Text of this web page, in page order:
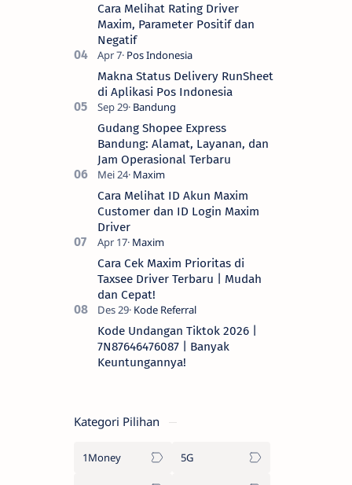
Cara Melihat Rating Driver
Maxim, Parameter Positif dan
Negatif
Makna Status Delivery RunSheet
di Aplikasi Pos Indonesia
Gudang Shopee Express
Bandung: Alamat, Layanan, dan
Jam Operasional Terbaru
Cara Melihat ID Akun Maxim
Customer dan ID Login Maxim
Driver
Cara Cek Maxim Prioritas di
Taxsee Driver Terbaru | Mudah
dan Cepat!
Kode Undangan Tiktok 2026 |
7N87646476087 | Banyak
Keuntungannya!
Kategori Pilihan
1Money 5G